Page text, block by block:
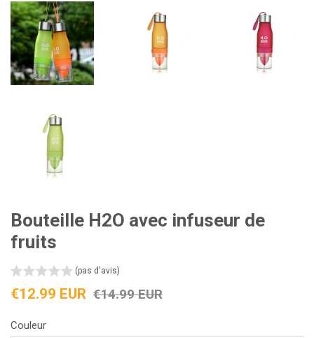
Bouteille H2O avec infuseur de
fruits
(pas d'avis)
Prix
€12.99 EUR Prix
€14.99 EUR
Couleur